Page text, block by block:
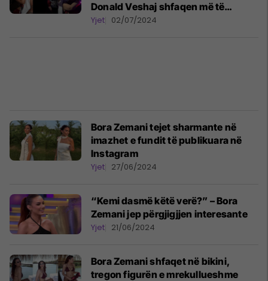
Donald Veshaj shfaqen më të
dashuruar se kurrë
Yjet 02/07/2024
Bora Zemani tejet sharmante në
imazhet e fundit të publikuara në
Instagram
Yjet 27/06/2024
“Kemi dasmë këtë verë?” – Bora
Zemani jep përgjigjjen interesante
Yjet 21/06/2024
Bora Zemani shfaqet në bikini,
tregon figurën e mrekullueshme